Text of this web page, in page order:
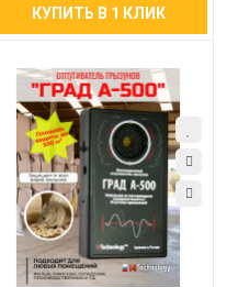
КУПИТЬ В 1 КЛИК